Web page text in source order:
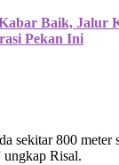
Baik, Jalur
Pekan Ini
sekitar 800 meter
ungkap Risal.